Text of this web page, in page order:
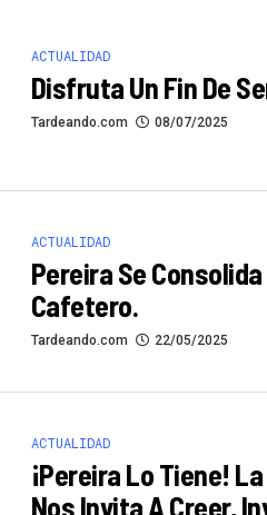
ACTUALIDAD
Disfruta Un Fin De
Tardeando.com 08/07/2025
ACTUALIDAD
Pereira Se
Cafetero.
Tardeando.com 22/05/2025
ACTUALIDAD
¡Pereira Lo Tiene!
Nos Invita A Creer,